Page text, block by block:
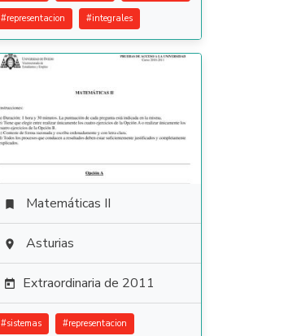
#representacion #integrales
 Matemáticas II
 Asturias
 Extraordinaria de 2011
#sistemas #representacion